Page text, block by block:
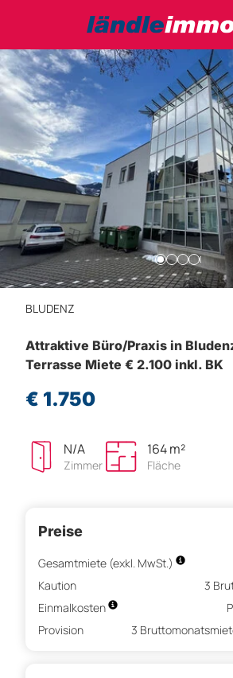
BLUDENZ
Attraktive Büro/Praxis in
Terrasse Miete € 2.100 inkl. BK
€ 1.750
N/A
Zimmer
164 m²
Fläche
Preise
Gesamtmiete (exkl. MwSt.)
Kaution
3
Einmalkosten
Provision
3